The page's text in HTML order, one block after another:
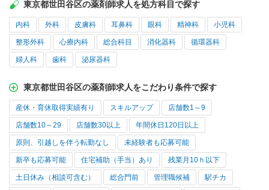
東京都世田谷区の薬剤師求人を処方科目で探す
内科 外科 皮膚科 耳鼻科 眼科 精神科 小児科
整形外科 心療内科 総合科目 消化器科 循環器科
婦人科 歯科 泌尿器科
東京都世田谷区の薬剤師求人をこだわり条件で探す
産休・育休取得実績有り スキルアップ 店舗数1～9
店舗数10～29 店舗数30以上 年間休日120日以上
原則、引越しを伴う転勤なし 未経験者も応募可能
新卒も応募可能 住宅補助（手当）あり 残業月10ｈ以下
土日休み（相談可含む） 総合門前 管理職候補 駅チカ